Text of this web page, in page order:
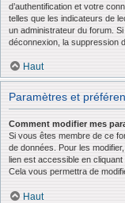
d’authentification et votre
telles que les indicateurs de
un administrateur du forum.
déconnexion, la suppression
Haut
Paramètres et
Comment modifier mes
Si vous êtes membre de ce
de données. Pour les
lien est accessible en cliquant
Cela vous permettra de
Haut